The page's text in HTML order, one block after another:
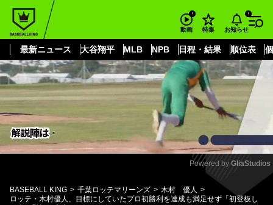
動画 特集 お知らせ
最新ニュース 大谷翔平 MLB NPB 日程・結果 順位表
もっと見る
Mute
Powered by GliaStudios
BASEBALL KING 千葉ロッテマリーンズ
木村 優人
ロッテ・木村優人、目標にしていたプロ初勝利を達成も満足せず「初登板し